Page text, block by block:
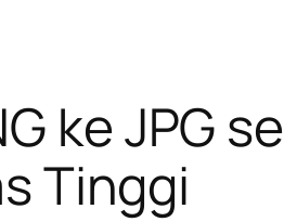
ke JPG
Tinggi